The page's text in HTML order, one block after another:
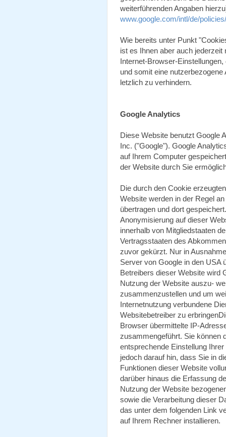
weiterführenden Angaben
www.google.com/intl/de/
Wie bereits unter Punkt
ist es Ihnen aber auch
Internet-Browser-
und somit eine
letzlich zu verhindern.
Google Analytics
Diese Website benutzt Google
Inc. ("Google"). Google
auf Ihrem Computer
der Website durch Sie
Die durch den Cookie
Website werden in der Regel
übertragen und dort
Anonymisierung auf dieser
innerhalb von Mitgliedstaaten
Vertragsstaaten des
zuvor gekürzt. Nur in
Server von Google in den USA
Betreibers dieser Website wird
Nutzung der Website auszu-
zusammenzustellen und um
Internetnutzung verbundene
Websitebetreiber zu
Browser übermittelte IP-
zusammengeführt. Sie können
entsprechende Einstellung
jedoch darauf hin, dass Sie in
Funktionen dieser Website
darüber hinaus die Erfassung
Nutzung der Website
sowie die Verarbeitung dieser
das unter dem folgenden Link
auf Ihrem Rechner installieren.